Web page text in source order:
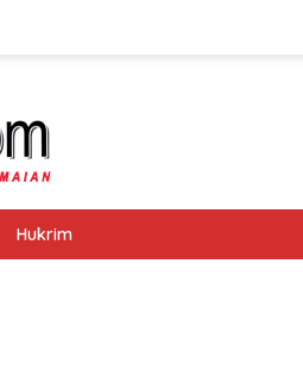
Hukrim